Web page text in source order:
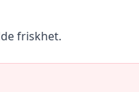
friskhet.